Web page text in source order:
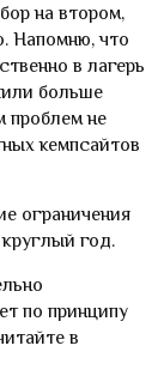
на втором,
Напомню, что
в лагерь
больше
проблем не
кемпсайтов
ограничения
год.
по принципу
в